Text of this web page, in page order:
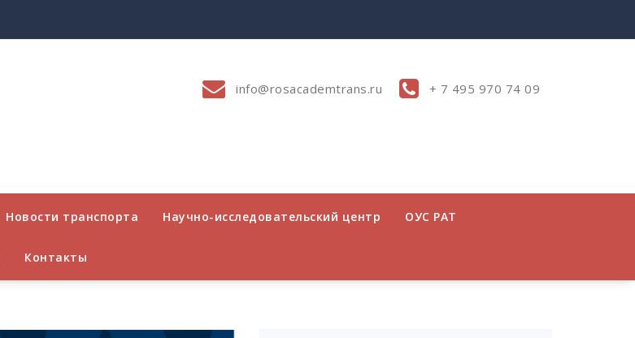
info@rosacademtrans.ru + 7 495 970 74 09
Новости транспорта Научно-исследовательский центр ОУС РАТ
Контакты